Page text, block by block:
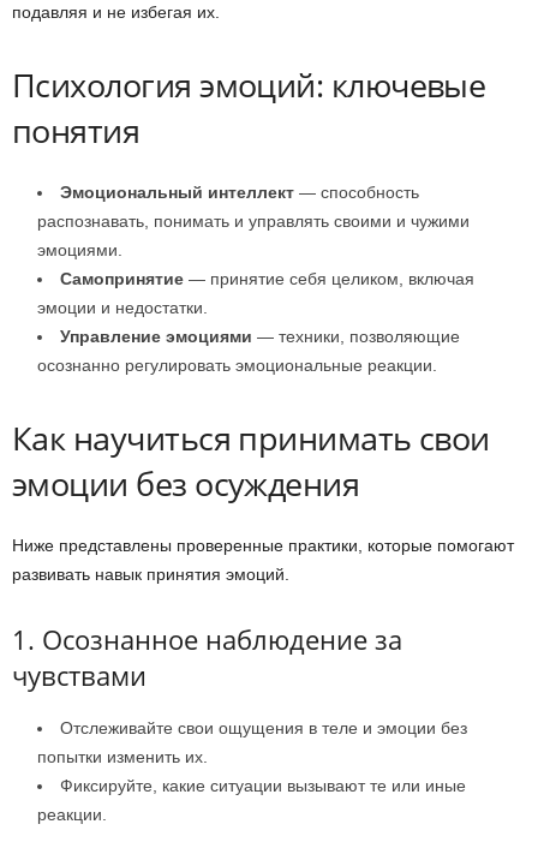
подавляя и не избегая их.
Психология эмоций: ключевые
понятия
Эмоциональный интеллект — способность
распознавать, понимать и управлять своими и чужими
эмоциями.
Самопринятие — принятие себя целиком, включая
эмоции и недостатки.
Управление эмоциями — техники, позволяющие
осознанно регулировать эмоциональные реакции.
Как научиться принимать свои
эмоции без осуждения
Ниже представлены проверенные практики, которые помогают
развивать навык принятия эмоций.
1. Осознанное наблюдение за
чувствами
Отслеживайте свои ощущения в теле и эмоции без
попытки изменить их.
Фиксируйте, какие ситуации вызывают те или иные
реакции.